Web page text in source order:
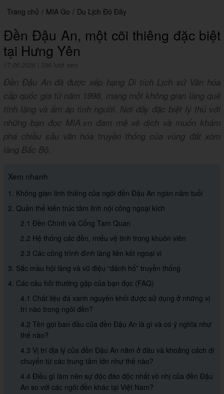
Trang chủ / MIA Go / Du Lịch Đó Đây
Đền Đậu An, một cõi thiêng đặc biệt
tại Hưng Yên
17.06.2026 296 lượt xem
Đền Đậu An đã được xếp hạng Di tích Lịch sử Văn hóa
cấp quốc gia từ năm 1998, mang một không gian làng quê
tĩnh lặng và ấm áp tình người. Nơi đây đặc biệt lý thú với
những bạn đọc MIA.vn đam mê xê dịch và muốn khám
phá chiều sâu văn hóa truyền thống của vùng đất xóm
làng Bắc Bộ.
Xem nhanh
1. Không gian linh thiêng của ngôi đền Đậu An ngàn năm tuổi
2. Quần thể kiến trúc tâm linh nội công ngoại kích
2.1 Đền Chính và Cổng Tam Quan
2.2 Hệ thống các đền, miếu vệ tinh trong khuôn viên
2.3 Các công trình đình làng liên kết ngoại vi
3. Sắc màu hội làng và vũ điệu “đánh hổ” truyền thống
4. Các câu hỏi thường gặp của bạn đọc (FAQ)
4.1 Chất liệu đá xanh nguyên khối được sử dụng ở những vị
trí nào trong ngôi đền?
4.2 Tên gọi ban đầu của đền Đậu An là gì và có ý nghĩa như
thế nào?
4.3 Vị trí địa lý của đền Đậu An nằm ở đâu và khoảng cách di
chuyển từ các trung tâm lớn như thế nào?
4.4 Điều gì làm nên sự độc đáo độc nhất vô nhị của đền Đậu
An so với các ngôi đền khác tại Việt Nam?